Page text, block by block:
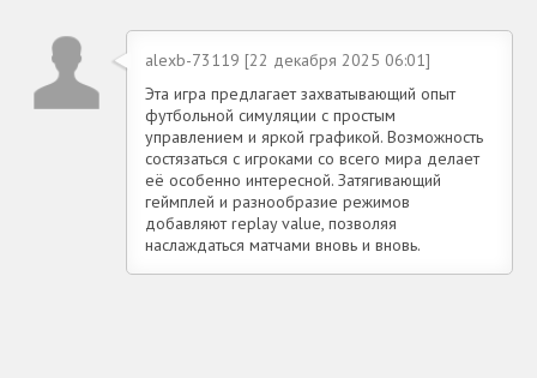
alexb-73119 [22 декабря 2025 06:01]
Эта игра предлагает захватывающий опыт
футбольной симуляции с простым
управлением и яркой графикой. Возможность
состязаться с игроками со всего мира делает
её особенно интересной. Затягивающий
геймплей и разнообразие режимов
добавляют replay value, позволяя
наслаждаться матчами вновь и вновь.